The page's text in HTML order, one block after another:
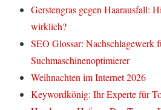
Gerstengras gegen Haarausfall:
wirklich?
SEO Glossar: Nachschlagewerk
Suchmaschinenoptimierer
Weihnachten im Internet 2026
Keywordkönig: Ihr Experte für